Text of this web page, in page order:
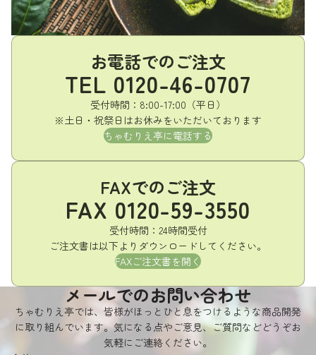
お電話でのご注文
TEL 0120-46-0707
受付時間：8:00-17:00（平日）
※土日・祝祭日はお休みをいただいております
ちゃむりえ亭に電話する
FAXでのご注文
FAX 0120-59-3550
受付時間：24時間受付
ご注文書は以下よりダウンロードしてください。
FAXご注文書を開く
メールでのお問い合わせ
ちゃむりえ亭では、皆様がほっとひと息をつけるような商品開発
に取り組んでいます。気になる点やご意見、ご質問などどうぞお
気軽にご連絡ください。